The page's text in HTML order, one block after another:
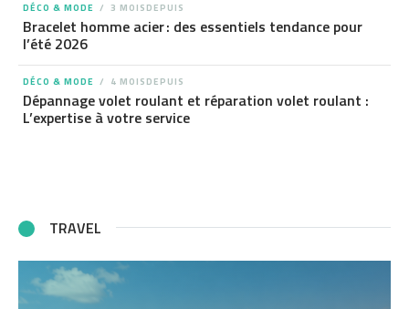
DÉCO & MODE 3 MOISDEPUIS
Bracelet homme acier : des essentiels tendance pour
l’été 2026
DÉCO & MODE 4 MOISDEPUIS
Dépannage volet roulant et réparation volet roulant :
L’expertise à votre service
TRAVEL